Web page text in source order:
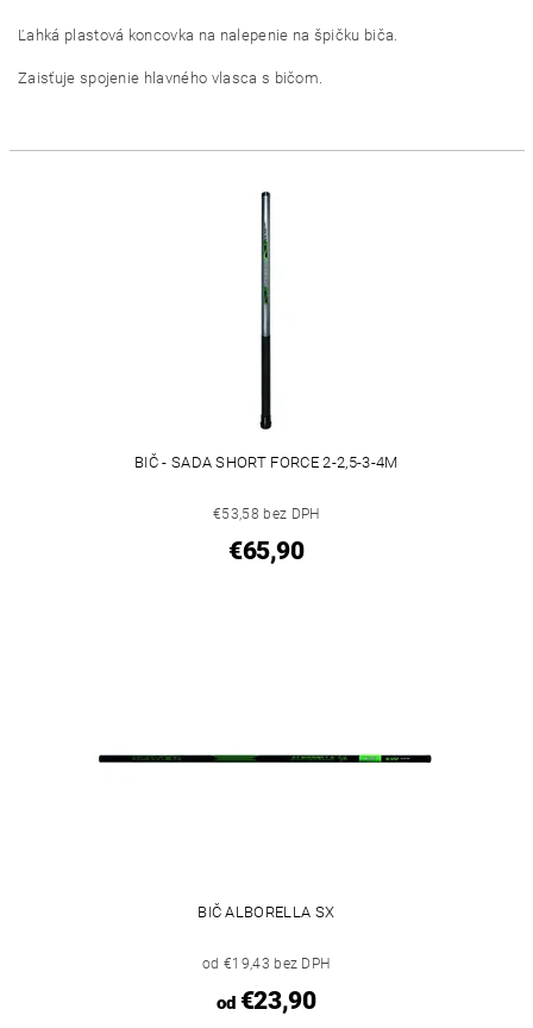
Ľahká plastová koncovka na nalepenie na špičku biča.
Zaisťuje spojenie hlavného vlasca s bičom.
BIČ - SADA SHORT FORCE 2-2,5-3-4M
€53,58 bez DPH
€65,90
BIČ ALBORELLA SX
od €19,43 bez DPH
od€23,90